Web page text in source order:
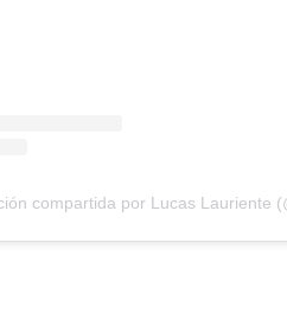
compartida por Lucas Lauriente